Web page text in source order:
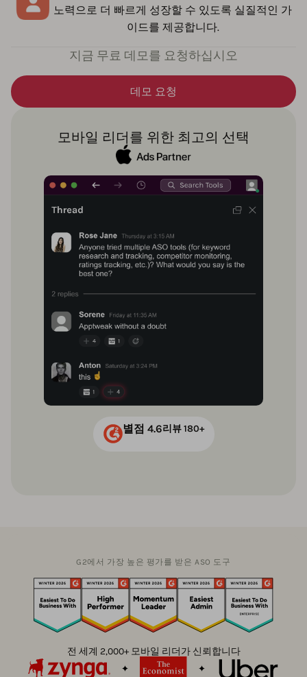
노력으로 더 빠르게 성장할 수 있도록 실질적인 가
이드를 제공합니다.
지금 무료 데모를 요청하십시오
데모 요청
모바일 리더를 위한 최고의 선택
별점 4.6리뷰 180+
G2에서 가장 높은 평가를 받은 ASO 도구
전 세계 2,000+ 모바일 리더가 신뢰합니다